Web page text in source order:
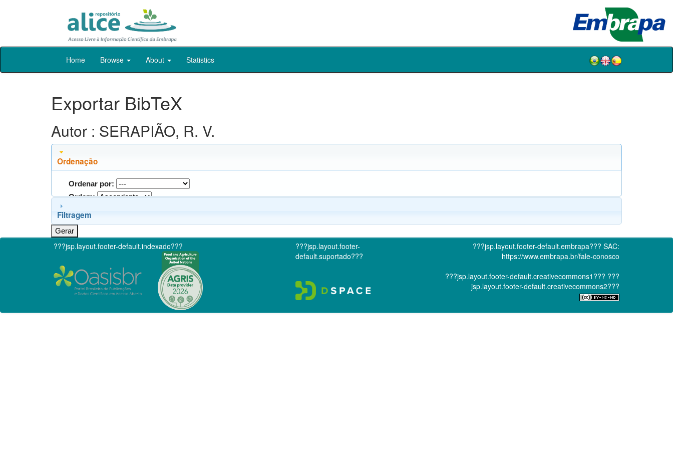
Skip
Home Browse About Statistics
Exportar BibTeX
Autor : SERAPIÃO, R. V.
Ordenação
Ordenar por:
Ordem:
Filtragem
???jsp.layout.footer-default.indexado???
???jsp.layout.footer-
default.suportado???
???jsp.layout.footer-default.embrapa??? SAC:
https://www.embrapa.br/fale-conosco
???jsp.layout.footer-default.creativecommons1??? ???
jsp.layout.footer-default.creativecommons2???